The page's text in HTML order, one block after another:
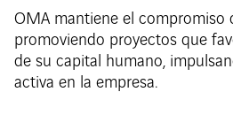
OMA mantiene el compromiso
promoviendo proyectos que
de su capital humano,
activa en la empresa.